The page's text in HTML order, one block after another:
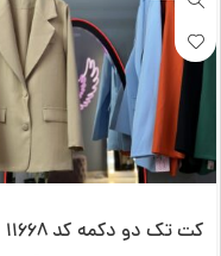
کت تک دو دکمه کد 11668